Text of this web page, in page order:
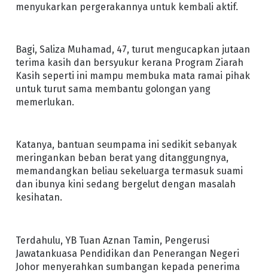
menyukarkan pergerakannya untuk kembali aktif.
Bagi, Saliza Muhamad, 47, turut mengucapkan jutaan
terima kasih dan bersyukur kerana Program Ziarah
Kasih seperti ini mampu membuka mata ramai pihak
untuk turut sama membantu golongan yang
memerlukan.
Katanya, bantuan seumpama ini sedikit sebanyak
meringankan beban berat yang ditanggungnya,
memandangkan beliau sekeluarga termasuk suami
dan ibunya kini sedang bergelut dengan masalah
kesihatan.
Terdahulu, YB Tuan Aznan Tamin, Pengerusi
Jawatankuasa Pendidikan dan Penerangan Negeri
Johor menyerahkan sumbangan kepada penerima